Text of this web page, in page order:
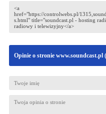
Opinie o stronie www.soundcast.pl (